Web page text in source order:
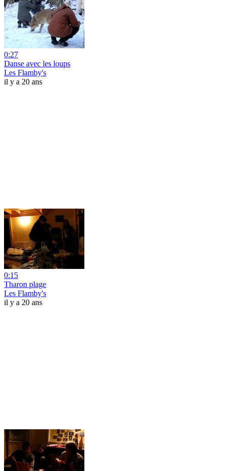
0:27
Danse avec les loups
Les Flamby's
il y a 20 ans
0:15
Tharon plage
Les Flamby's
il y a 20 ans